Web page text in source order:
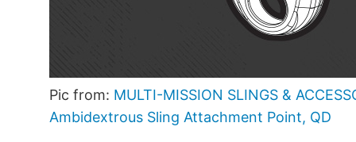
Pic from: MULTI-MISSION SLINGS &
Ambidextrous Sling Attachment Point, QD